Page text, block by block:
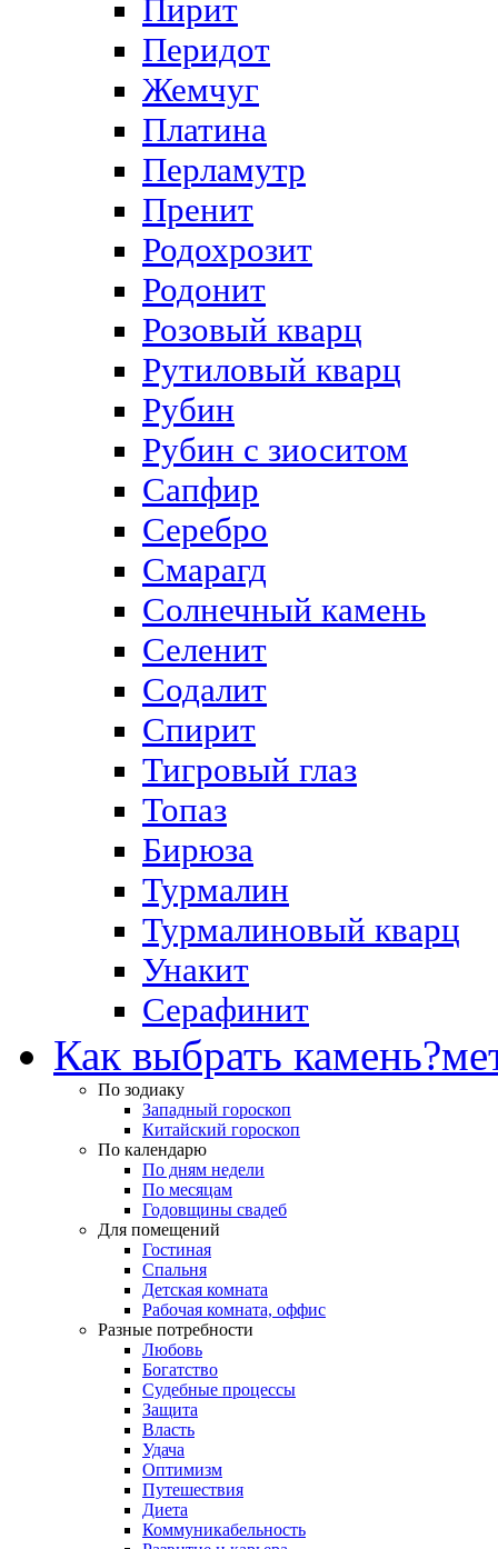
Пирит
Перидот
Жемчуг
Платина
Перламутр
Пренит
Родохрозит
Родонит
Розовый кварц
Рутиловый кварц
Рубин
Рубин с зиоситом
Сапфир
Серебро
Смарагд
Солнечный камень
Селенит
Содалит
Спирит
Тигровый глаз
Топаз
Бирюза
Турмалин
Турмалиновый кварц
Унакит
Серафинит
Как выбрать камень?
По зодиаку
Западный гороскоп
Китайский гороскоп
По календарю
По дням недели
По месяцам
Годовщины свадеб
Для помещений
Гостиная
Спальня
Детская комната
Рабочая комната, оффис
Разные потребности
Любовь
Богатство
Судебные процессы
Защита
Власть
Удача
Оптимизм
Путешествия
Диета
Коммуникабельность